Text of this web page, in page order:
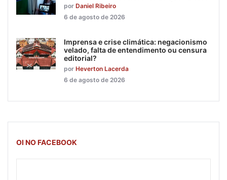
por Daniel Ribeiro
6 de agosto de 2026
Imprensa e crise climática: negacionismo
velado, falta de entendimento ou censura
editorial?
por Heverton Lacerda
6 de agosto de 2026
OI NO FACEBOOK